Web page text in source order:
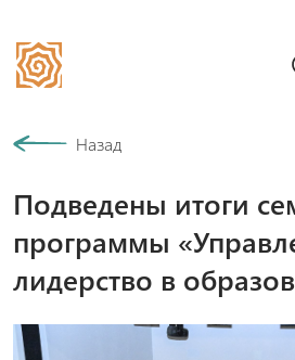
Наша история
Сообщество
Программы
Мероприятия
Подари
Назад
Подведены итоги
программы
лидерство в